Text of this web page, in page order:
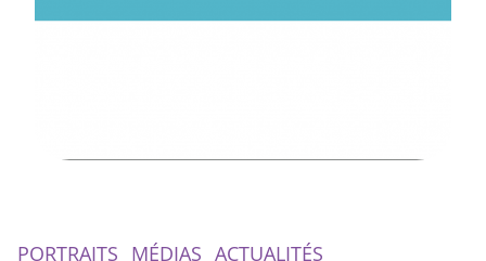
PORTRAITS MÉDIAS ACTUALITÉS